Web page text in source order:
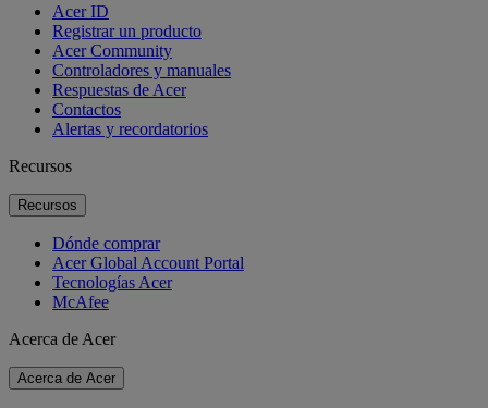
Acer ID
Registrar un producto
Acer Community
Controladores y manuales
Respuestas de Acer
Contactos
Alertas y recordatorios
Recursos
Recursos
Dónde comprar
Acer Global Account Portal
Tecnologías Acer
McAfee
Acerca de Acer
Acerca de Acer